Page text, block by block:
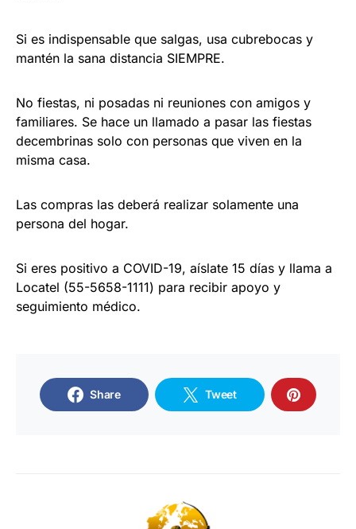
Si es indispensable que salgas, usa cubrebocas y
mantén la sana distancia SIEMPRE.
No fiestas, ni posadas ni reuniones con amigos y
familiares. Se hace un llamado a pasar las fiestas
decembrinas solo con personas que viven en la
misma casa.
Las compras las deberá realizar solamente una
persona del hogar.
Si eres positivo a COVID-19, aíslate 15 días y llama a
Locatel (55-5658-1111) para recibir apoyo y
seguimiento médico.
Share Tweet